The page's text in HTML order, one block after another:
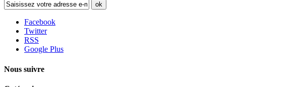
ok
Facebook
Twitter
RSS
Google Plus
Nous suivre